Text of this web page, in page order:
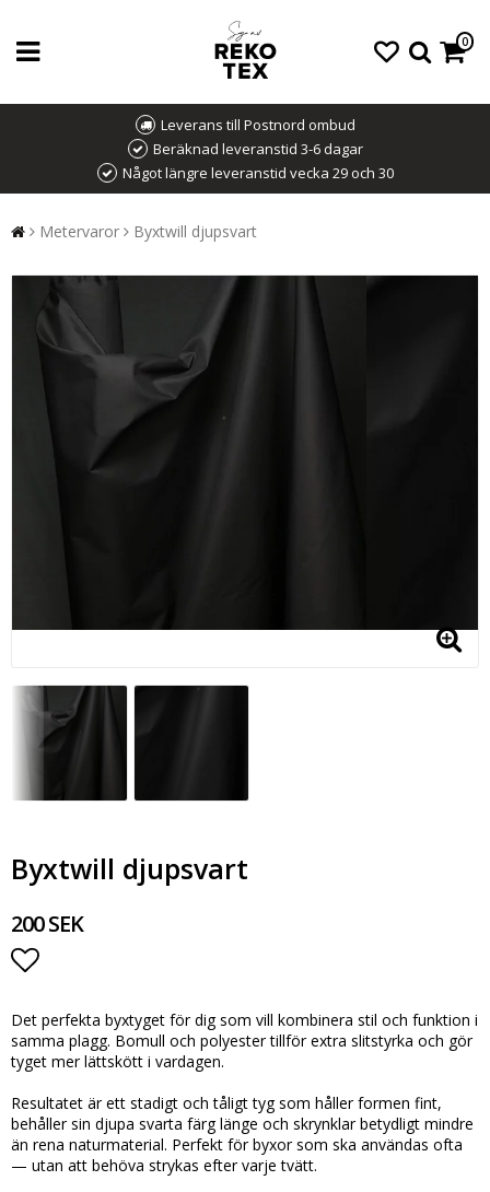
0
Leverans till Postnord ombud
Beräknad leveranstid 3-6 dagar
Något längre leveranstid vecka 29 och 30
Metervaror Byxtwill djupsvart
Byxtwill djupsvart
200 SEK
Det perfekta byxtyget för dig som vill kombinera stil och funktion i
samma plagg. Bomull och polyester tillför extra slitstyrka och gör
tyget mer lättskött i vardagen.
Resultatet är ett stadigt och tåligt tyg som håller formen fint,
behåller sin djupa svarta färg länge och skrynklar betydligt mindre
än rena naturmaterial. Perfekt för byxor som ska användas ofta
— utan att behöva strykas efter varje tvätt.